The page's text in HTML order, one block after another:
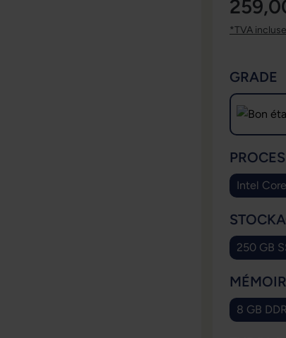
*TVA incluse
GRADE
Intel
250 GB
8 GB